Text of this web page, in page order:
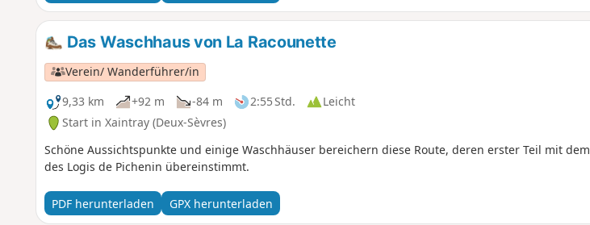
Das Waschhaus von La Racounette
Verein/ Wanderführer/in
9,33 km
+92 m -84 m 2:55 Std.
Leicht
Start in Xaintray (Deux-Sèvres)
Schöne Aussichtspunkte und einige Waschhäuser bereichern diese Route, deren erster Teil mit dem
des Logis de Pichenin übereinstimmt.
PDF herunterladen GPX herunterladen